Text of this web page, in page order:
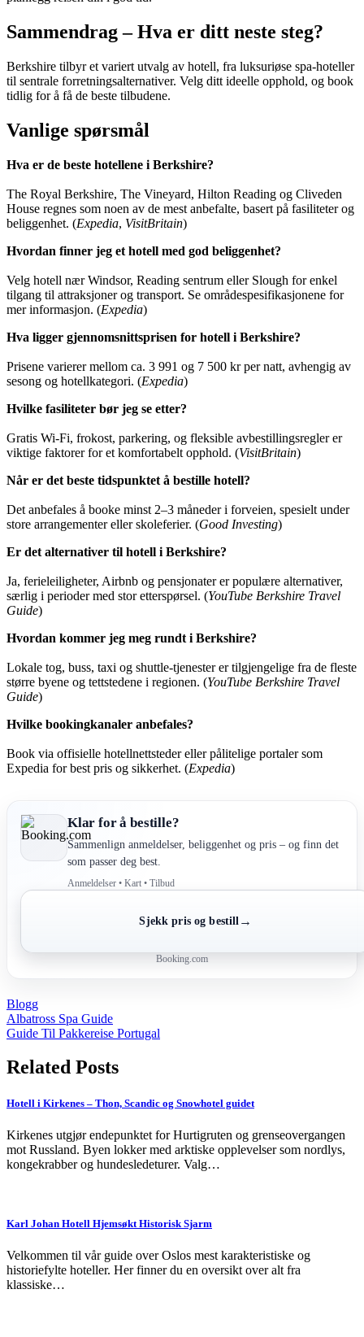
Sammendrag – Hva er ditt neste steg?
Berkshire tilbyr et variert utvalg av hotell, fra luksuriøse spa-hoteller
til sentrale forretningsalternativer. Velg ditt ideelle opphold, og book
tidlig for å få de beste tilbudene.
Vanlige spørsmål
Hva er de beste hotellene i Berkshire?
The Royal Berkshire, The Vineyard, Hilton Reading og Cliveden
House regnes som noen av de mest anbefalte, basert på fasiliteter og
beliggenhet. (Expedia, VisitBritain)
Hvordan finner jeg et hotell med god beliggenhet?
Velg hotell nær Windsor, Reading sentrum eller Slough for enkel
tilgang til attraksjoner og transport. Se områdespesifikasjonene for
mer informasjon. (Expedia)
Hva ligger gjennomsnittsprisen for hotell i Berkshire?
Prisene varierer mellom ca. 3 991 og 7 500 kr per natt, avhengig av
sesong og hotellkategori. (Expedia)
Hvilke fasiliteter bør jeg se etter?
Gratis Wi-Fi, frokost, parkering, og fleksible avbestillingsregler er
viktige faktorer for et komfortabelt opphold. (VisitBritain)
Når er det beste tidspunktet å bestille hotell?
Det anbefales å booke minst 2–3 måneder i forveien, spesielt under
store arrangementer eller skoleferier. (Good Investing)
Er det alternativer til hotell i Berkshire?
Ja, ferieleiligheter, Airbnb og pensjonater er populære alternativer,
særlig i perioder med stor etterspørsel. (YouTube Berkshire Travel
Guide)
Hvordan kommer jeg meg rundt i Berkshire?
Lokale tog, buss, taxi og shuttle-tjenester er tilgjengelige fra de fleste
større byene og tettstedene i regionen. (YouTube Berkshire Travel
Guide)
Hvilke bookingkanaler anbefales?
Book via offisielle hotellnettsteder eller pålitelige portaler som
Expedia for best pris og sikkerhet. (Expedia)
Klar for å bestille?
Sammenlign anmeldelser, beliggenhet og pris – og finn det
som passer deg best.
Anmeldelser • Kart • Tilbud
Sjekk pris og bestill →
Booking.com
Blogg
Post
navigation
Albatross Spa Guide
Guide Til Pakkereise Portugal
Related Posts
Hotell i Kirkenes – Thon, Scandic og Snowhotel guidet
Kirkenes utgjør endepunktet for Hurtigruten og grenseovergangen
mot Russland. Byen lokker med arktiske opplevelser som nordlys,
kongekrabber og hundesledeturer. Valg…
Karl Johan Hotell Hjemsøkt Historisk Sjarm
Velkommen til vår guide over Oslos mest karakteristiske og
historiefylte hoteller. Her finner du en oversikt over alt fra
klassiske…